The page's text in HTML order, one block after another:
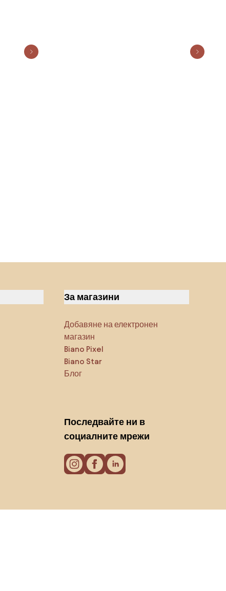
За магазини
Добавяне на електронен
магазин
Biano Pixel
Biano Star
Блог
Последвайте ни в
социалните мрежи